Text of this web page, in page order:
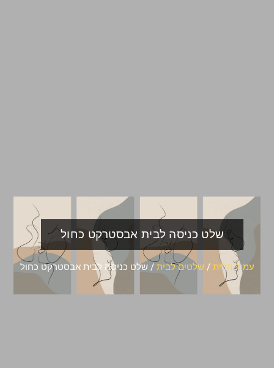
שלט כניסה לבית אבסטרקט כחול
עמוד הבית/ שלטים לבית/ שלט כניסה לבית אבסטרקט כחול